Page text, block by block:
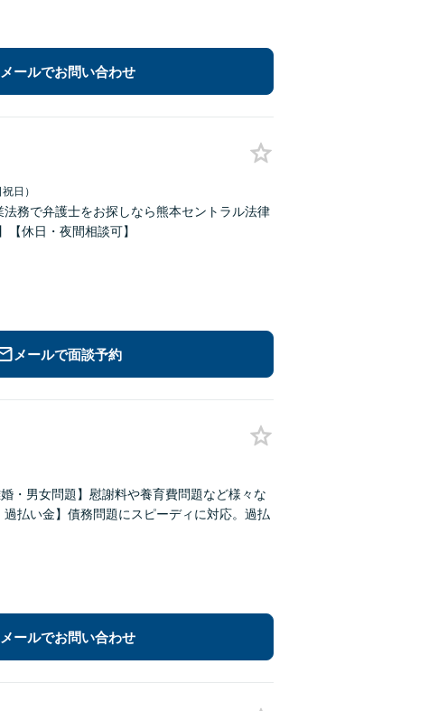
メールでお問い合わせ
日）
務で弁護士をお探しなら熊本セントラル法律
休日・夜間相談可】
メールで面談予約
・男女問題】慰謝料や養育費問題など様々な
払い金】債務問題にスピーディに対応。過払
メールでお問い合わせ